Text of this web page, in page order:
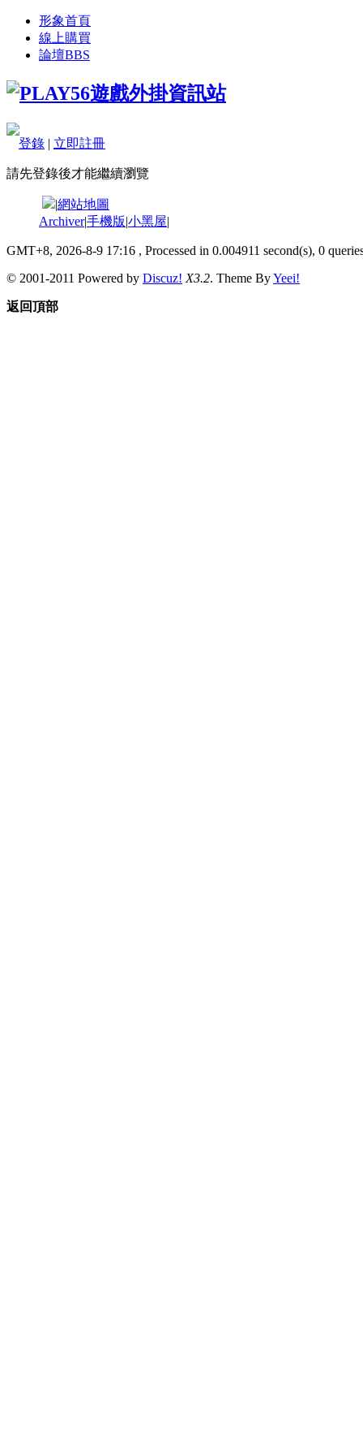
形象首頁
線上購買
論壇BBS
登錄 | 立即註冊
請先登錄後才能繼續瀏覽
|網站地圖
Archiver|手機版|小黑屋|
GMT+8, 2026-8-9 17:16 , Processed in 0.004911 second(s), 0
© 2001-2011 Powered by Discuz! X3.2. Theme ByYeei!
返回頂部